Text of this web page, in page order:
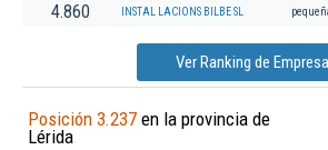
4.860 INSTAL LACIONS BILBE SL
Ver Ranking de
Posición 3.237 en la provincia de
Lérida